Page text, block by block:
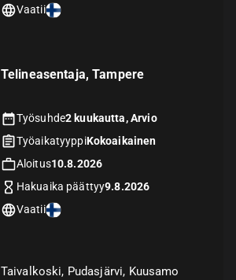
Vaatii
Telineasentaja, Tampere
Työsuhde2 kuukautta, Arvio
TyöaikatyyppiKokoaikainen
Aloitus10.8.2026
Hakuaika päättyy9.8.2026
Vaatii
Taivalkoski, Pudasjärvi, Kuusamo